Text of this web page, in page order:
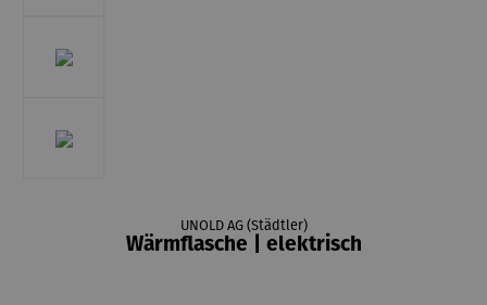
UNOLD AG (Städtler)
Wärmflasche | elektrisch